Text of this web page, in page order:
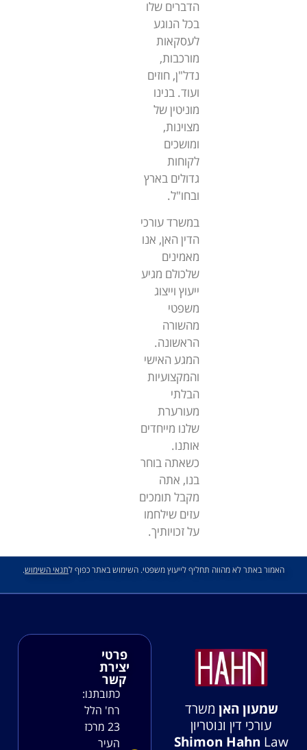
הדברים שלו
בכל הנוגע
לעסקאות
מורכבות,
נדל"ן, חוזים
ועוד. בנינו
מוניטין של
מצוינות,
ומושכים
לקוחות
גדולים בארץ
ובחו"ל.
במשרד עורכי
הדין האן, אנו
מאמינים
שלכולם מגיע
ייעוץ וייצוג
משפטי
מהשורה
הראשונה.
המגע האישי
והמקצועיות
הבלתי
מעורערת
שלנו מייחדים
אותנו.
כשאתה בוחר
בנו, אתה
מקבל תומכים
עזים שילחמו
על זכויותיך.
האמור באתר לא מהווה תחליף לייעוץ משפטי. השימוש באתר כפוף לתנאי השימוש.
שמעון האן משרד
עורכי דין ונוטריון
Shimon Hahn Law
פרטי
יצירת
קשר
כתובתנו:
רח' הלל
23 מרכז
העיר